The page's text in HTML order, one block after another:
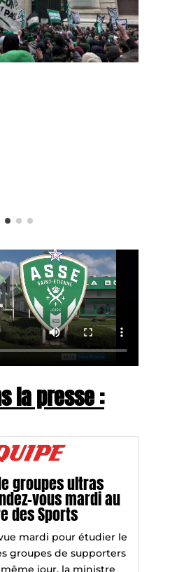
la presse :
groupes ultras
vous mardi au
des Sports
mardi pour étudier le
groupes de supporters
jour, la ministre